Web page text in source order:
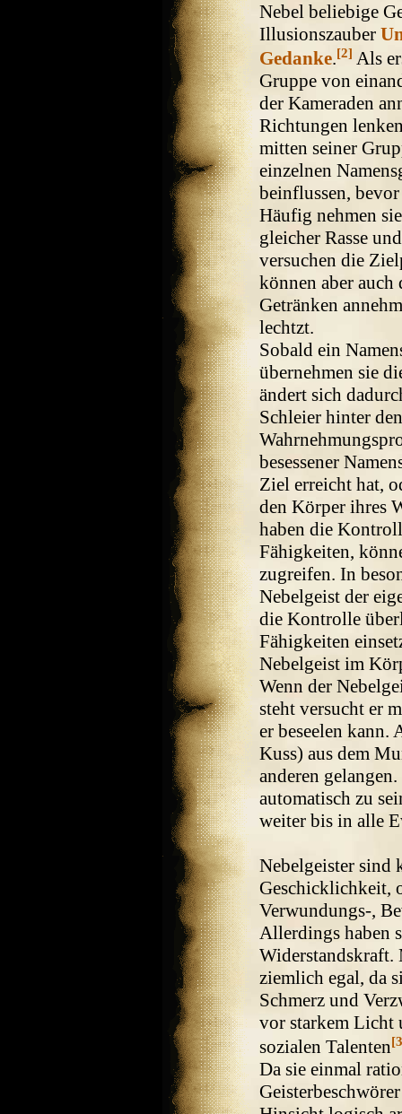
Nebel beliebige
Illusionszauber
Gedanke.[2] Als
Gruppe von
der Kameraden
Richtungen
mitten seiner
einzelnen
beinflussen,
Häufig nehmen
gleicher Rasse
versuchen die
können aber
Getränken
lechtzt.
Sobald ein
übernehmen sie
ändert sich
Schleier hinter
besessener
Ziel erreicht hat,
den Körper ihres
haben die
Fähigkeiten,
zugreifen. In
Nebelgeist der
die Kontrolle
Fähigkeiten
Nebelgeist im
Wenn der
steht versucht er
er beseelen kann.
Kuss) aus dem
anderen
automatisch zu
weiter bis in alle
Nebelgeister sind
Geschicklichkeit,
Verwundungs-,
Allerdings haben
Widerstandskraft.
ziemlich egal, da
Schmerz und
vor starkem Licht
sozialen Talenten
Da sie einmal